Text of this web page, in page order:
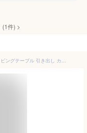
(1件) >
テーブル ローテーブル センターテーブル リビングテーブル 引き出し カフェ 北欧 西海岸 木製 ヴィンテージ table おしゃれ 無垢 アイアン レトロ モダン カフェテーブル ミッドセンチュリー ブルックリン